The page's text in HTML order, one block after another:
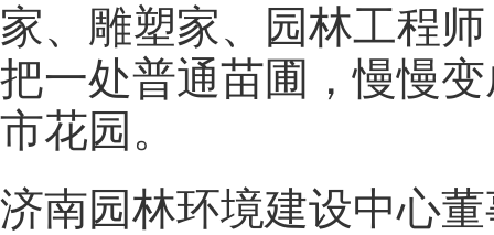
家、雕塑家、园林工程
把一处普通苗圃，慢慢
市花园。
济南园林环境建设中心